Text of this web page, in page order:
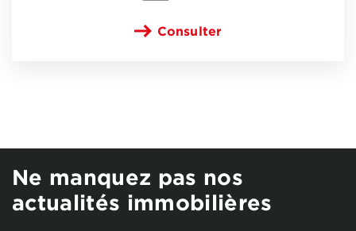
Consulter
Ne manquez pas nos
actualités immobilières